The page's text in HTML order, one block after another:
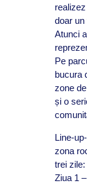
doar un
Atunci
Pe
bucura
zone
și o
Line-
zona
trei zile:
Ziua 1